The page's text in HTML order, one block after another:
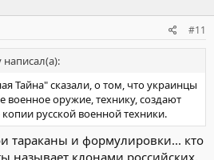
#11
Тайна" сказали, о том, что украинцы
военное оружие, технику, создают
русской военной техники.
тараканы и формулировки... кто
называет клонами российских,